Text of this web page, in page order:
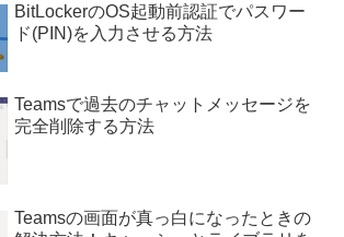
BitLockerのOS起動前認証でパスワー
ド(PIN)を入力させる方法
Teamsで過去のチャットメッセージを
完全削除する方法
Teamsの画面が真っ白になったときの